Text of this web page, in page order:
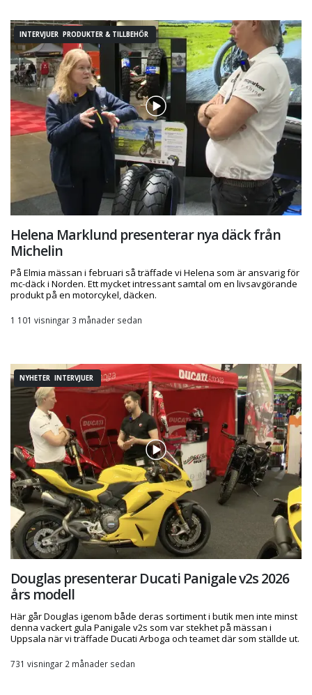
INTERVJUER PRODUKTER & TILLBEHÖR
Helena Marklund presenterar nya däck från
Michelin
På Elmia mässan i februari så träffade vi Helena som är ansvarig för
mc-däck i Norden. Ett mycket intressant samtal om en livsavgörande
produkt på en motorcykel, däcken.
1 101 visningar 3 månader sedan
NYHETER INTERVJUER
Douglas presenterar Ducati Panigale v2s 2026
års modell
Här går Douglas igenom både deras sortiment i butik men inte minst
denna vackert gula Panigale v2s som var stekhet på mässan i
Uppsala när vi träffade Ducati Arboga och teamet där som ställde ut.
731 visningar 2 månader sedan